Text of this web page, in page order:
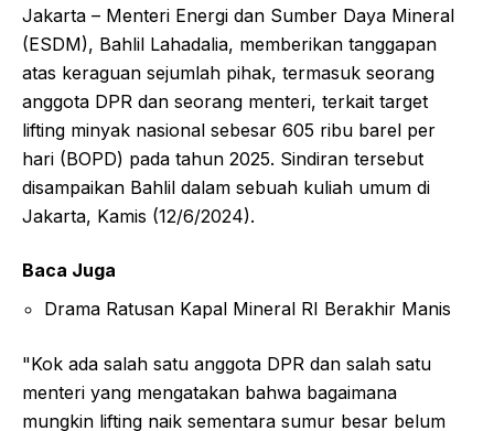
Jakarta – Menteri Energi dan Sumber Daya Mineral
(ESDM), Bahlil Lahadalia, memberikan tanggapan
atas keraguan sejumlah pihak, termasuk seorang
anggota DPR dan seorang menteri, terkait target
lifting minyak nasional sebesar 605 ribu barel per
hari (BOPD) pada tahun 2025. Sindiran tersebut
disampaikan Bahlil dalam sebuah kuliah umum di
Jakarta, Kamis (12/6/2024).
Baca Juga
Drama Ratusan Kapal Mineral RI Berakhir Manis
"Kok ada salah satu anggota DPR dan salah satu
menteri yang mengatakan bahwa bagaimana
mungkin lifting naik sementara sumur besar belum